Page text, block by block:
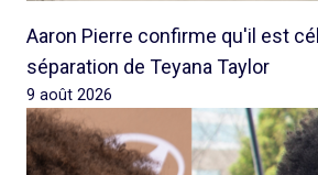
Aaron Pierre confirme qu'il est
séparation de Teyana Taylor
9 août 2026